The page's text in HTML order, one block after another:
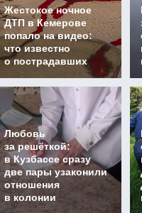
Жестокое ночное
ДТП в Кемерове
попало на видео:
что известно
о пострадавших
Любовь
за решёткой:
в Кузбассе сразу
две пары узаконили
отношения
в колонии